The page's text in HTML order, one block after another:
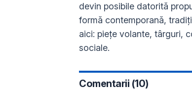
devin posibile datorită
formă contemporană,
aici: pieţe volante, târguri,
sociale.
Comentarii (10)